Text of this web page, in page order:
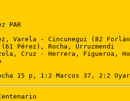
PAR
Varela - Cincunegui (82
Cruz - Herrera, Figueroa,
15 p, 1:2 Marcos 37, 2:2